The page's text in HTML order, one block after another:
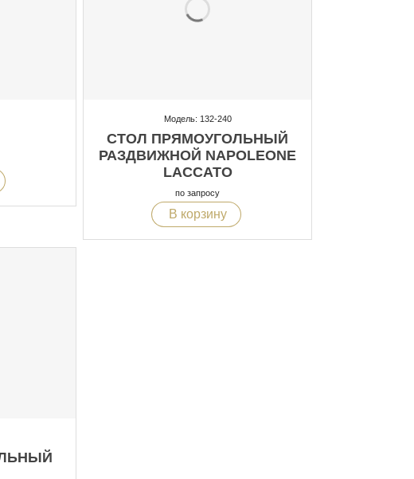
Модель: 132-240
СТОЛ ПРЯМОУГОЛЬНЫЙ
РАЗДВИЖНОЙ NAPOLEONE
LACCATO
по запросу
В корзину